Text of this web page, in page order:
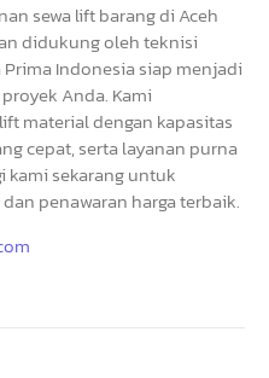
sewa lift barang di Aceh
didukung oleh teknisi
Prima Indonesia siap menjadi
Anda. Kami
material dengan kapasitas
cepat, serta layanan purna
kami sekarang untuk
penawaran harga terbaik.